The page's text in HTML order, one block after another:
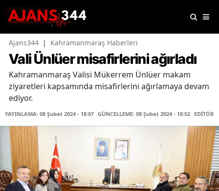
Ajans344 | Kahramanmaraş Haberleri
Vali Ünlüer misafirlerini ağırladı
Kahramanmaraş Valisi Mükerrem Ünlüer makam
ziyaretleri kapsamında misafirlerini ağırlamaya devam
ediyor.
YAYINLAMA: 08 Şubat 2024 - 18:07 GÜNCELLEME: 08 Şubat 2024 - 18:52